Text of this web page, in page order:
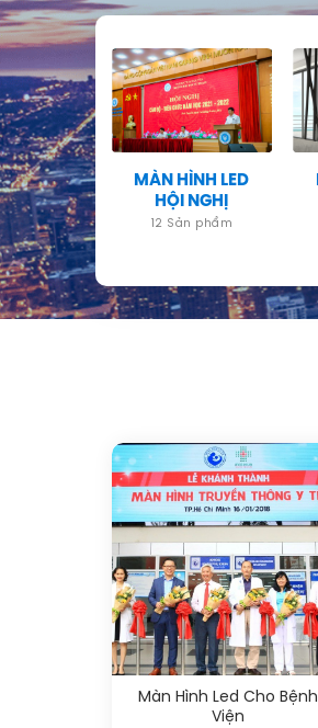
MÀN HÌNH LED
HỘI NGHỊ
12 Sản phẩm
Màn Hình Led Cho Bệnh
Viện